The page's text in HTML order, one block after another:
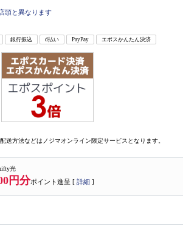
頭と異なります
銀行振込 d払い PayPay エポスかんたん決済
送方法などはノジマオンライン限定サービスとなります。
光
円分ポイント進呈 [ 詳細 ]